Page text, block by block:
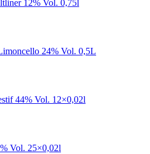
12% Vol. 0,75l
24% Vol. 0,5L
44% Vol. 12×0,02l
Vol. 25×0,02l